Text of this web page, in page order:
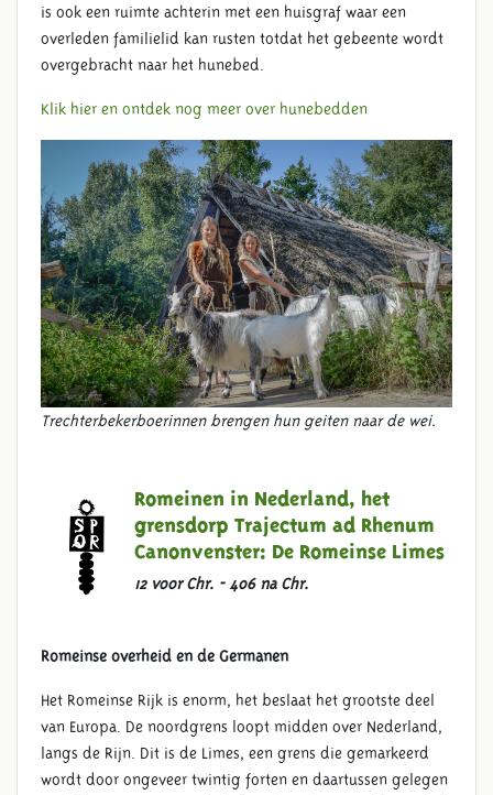
is ook een ruimte achterin met een huisgraf waar een
overleden familielid kan rusten totdat het gebeente wordt
overgebracht naar het hunebed.
Klik hier en ontdek nog meer over hunebedden
Trechterbekerboerinnen brengen hun geiten naar de wei.
Romeinen in Nederland, het
grensdorp Trajectum ad Rhenum
Canonvenster: De Romeinse Limes
12 voor Chr. - 406 na Chr.
Romeinse overheid en de Germanen
Het Romeinse Rijk is enorm, het beslaat het grootste deel
van Europa. De noordgrens loopt midden over Nederland,
langs de Rijn. Dit is de Limes, een grens die gemarkeerd
wordt door ongeveer twintig forten en daartussen gelegen